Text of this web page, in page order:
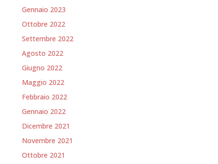
Gennaio 2023
Ottobre 2022
Settembre 2022
Agosto 2022
Giugno 2022
Maggio 2022
Febbraio 2022
Gennaio 2022
Dicembre 2021
Novembre 2021
Ottobre 2021